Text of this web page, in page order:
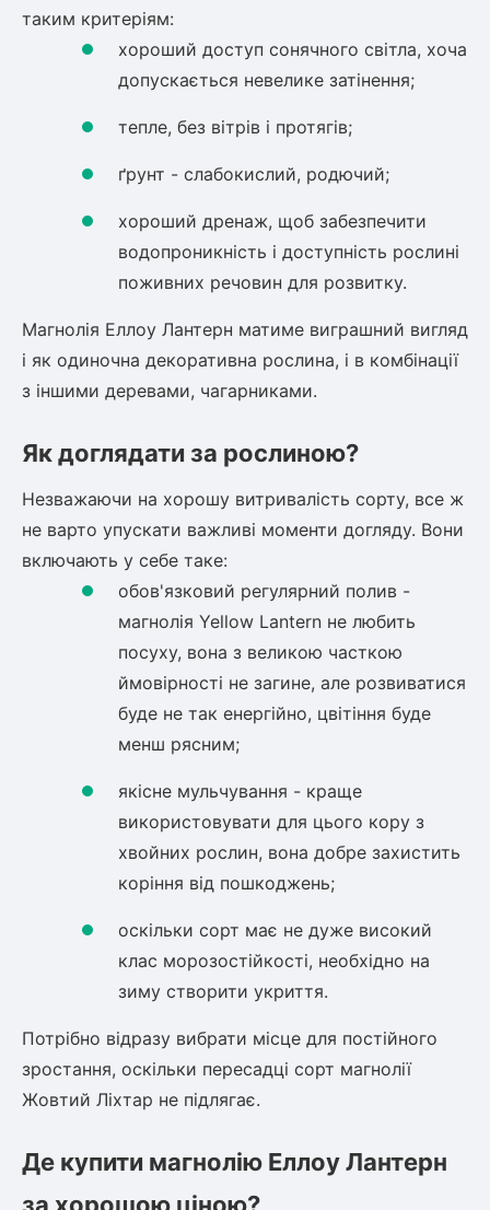
таким критеріям:
хороший доступ сонячного світла, хоча
допускається невелике затінення;
тепле, без вітрів і протягів;
ґрунт - слабокислий, родючий;
хороший дренаж, щоб забезпечити
водопроникність і доступність рослині
поживних речовин для розвитку.
Магнолія Еллоу Лантерн матиме виграшний вигляд
і як одиночна декоративна рослина, і в комбінації
з іншими деревами, чагарниками.
Як доглядати за рослиною?
Незважаючи на хорошу витривалість сорту, все ж
не варто упускати важливі моменти догляду. Вони
включають у себе таке:
обов'язковий регулярний полив -
магнолія Yellow Lantern не любить
посуху, вона з великою часткою
ймовірності не загине, але розвиватися
буде не так енергійно, цвітіння буде
менш рясним;
якісне мульчування - краще
використовувати для цього кору з
хвойних рослин, вона добре захистить
коріння від пошкоджень;
оскільки сорт має не дуже високий
клас морозостійкості, необхідно на
зиму створити укриття.
Потрібно відразу вибрати місце для постійного
зростання, оскільки пересадці сорт магнолії
Жовтий Ліхтар не підлягає.
Де купити магнолію Еллоу Лантерн